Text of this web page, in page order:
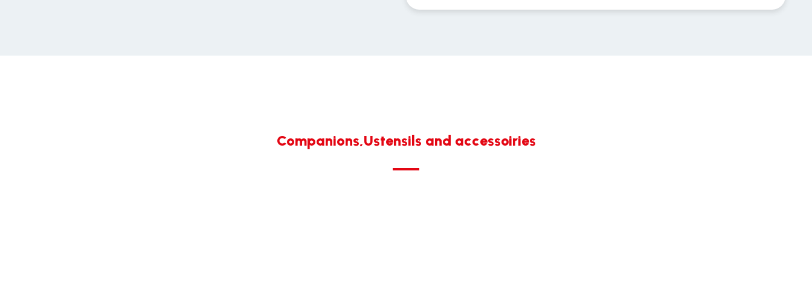
Companions,Ustensils and accessoiries